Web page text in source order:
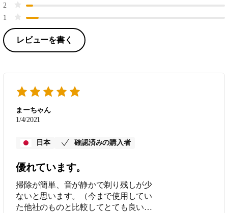
2
1
レビューを書く
まーちゃん
1/4/2021
日本 確認済みの購入者
優れています。
掃除が簡単、音が静かで剃り残しが少
ないと思います。（今まで使用してい
た他社のものと比較してとても良いで